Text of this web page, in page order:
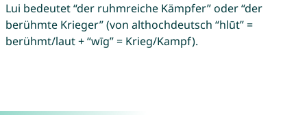
Lui bedeutet “der ruhmreiche Kämpfer” oder “der
berühmte Krieger” (von althochdeutsch “hlūt” =
berühmt/laut + “wīg” = Krieg/Kampf).